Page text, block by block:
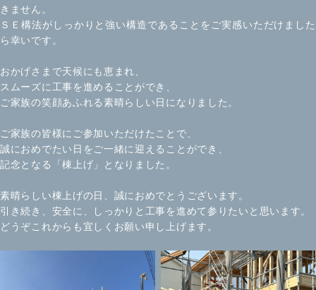
きません。
ＳＥ構法がしっかりと強い構造であることをご実感いただけました
ら幸いです。
おかげさまで天候にも恵まれ、
スムーズに工事を進めることができ、
ご家族の笑顔あふれる素晴らしい日になりました。
ご家族の皆様にご参加いただけたことで、
誠におめでたい日をご一緒に迎えることができ、
記念となる「棟上げ」となりました。
素晴らしい棟上げの日、誠におめでとうございます。
引き続き、安全に、しっかりと工事を進めて参りたいと思います。
どうぞこれからも宜しくお願い申し上げます。